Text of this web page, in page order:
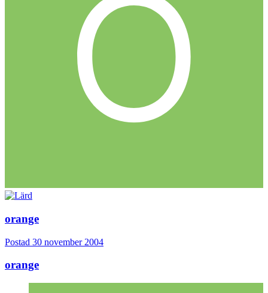
orange
Postad 30 november 2004
orange